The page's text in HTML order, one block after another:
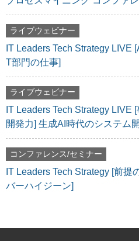
ライブウェビナー
IT Leaders Tech Strategy LIVE
T部門の仕事]
ライブウェビナー
IT Leaders Tech Strategy LIVE
開発力] 生成AI時代のシステム
コンファレンス/セミナー
IT Leaders Tech Strategy [前提
バーハイジーン]